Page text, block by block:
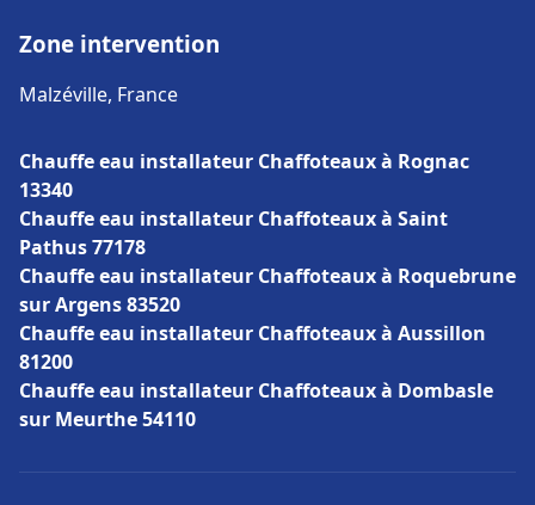
Zone intervention
Malzéville, France
Chauffe eau installateur Chaffoteaux à Rognac
13340
Chauffe eau installateur Chaffoteaux à Saint
Pathus 77178
Chauffe eau installateur Chaffoteaux à Roquebrune
sur Argens 83520
Chauffe eau installateur Chaffoteaux à Aussillon
81200
Chauffe eau installateur Chaffoteaux à Dombasle
sur Meurthe 54110